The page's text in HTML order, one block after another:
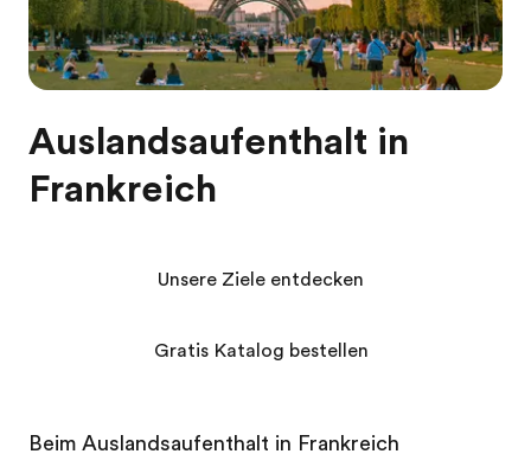
Auslandsaufenthalt in
Frankreich
Beim Auslandsaufenthalt in Frankreich
Unsere Ziele entdecken
Gratis Katalog bestellen